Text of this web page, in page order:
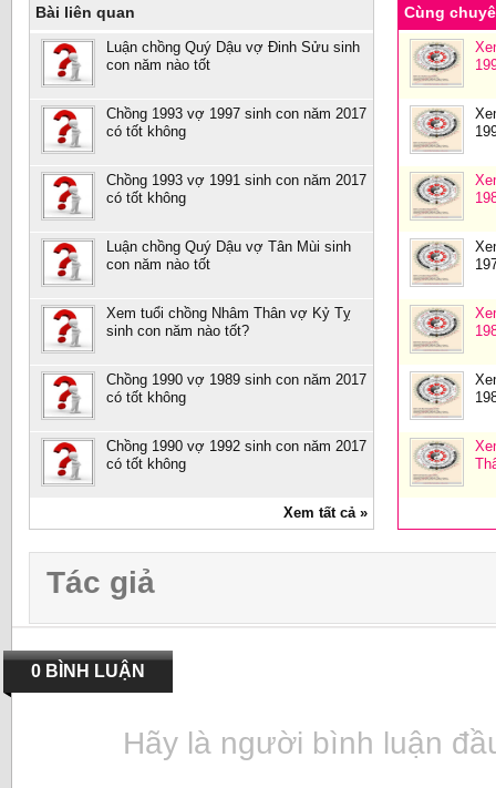
Bài liên quan
Luận chồng Quý Dậu vợ Đinh Sửu sinh
con năm nào tốt
Chồng 1993 vợ 1997 sinh con năm 2017
có tốt không
Chồng 1993 vợ 1991 sinh con năm 2017
có tốt không
Luận chồng Quý Dậu vợ Tân Mùi sinh
con năm nào tốt
Xem tuổi chồng Nhâm Thân vợ Kỷ Tỵ
sinh con năm nào tốt?
Chồng 1990 vợ 1989 sinh con năm 2017
có tốt không
Chồng 1990 vợ 1992 sinh con năm 2017
có tốt không
Xem tất cả »
Cùng
Tác giả
0 BÌNH LUẬN
Hãy là người bình luận